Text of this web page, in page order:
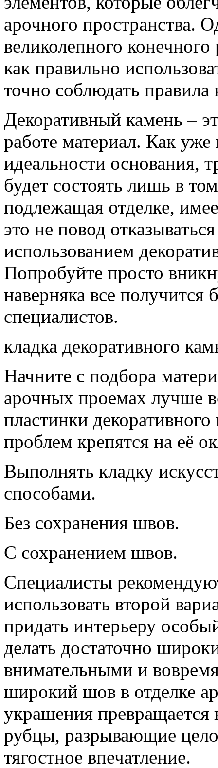
арочного пространства.
великолепного конечного
как правильно
точно соблюдать правила
Декоративный камень –
работе материал. Как уже
идеальности основания,
будет состоять лишь в
подлежащая отделке,
это не повод
использованием
Попробуйте просто
наверняка все получится
специалистов.
кладка декоративного
Начните с подбора
арочных проемах лучше
пластинки
проблем крепятся на её
Выполнять кладку
способами.
Без сохранения швов.
С сохранением швов.
Специалисты
использовать второй
придать интерьеру
делать достаточно
внимательными и
широкий шов в отделке
украшения превращается
рубцы, разрывающие
тягостное впечатление.